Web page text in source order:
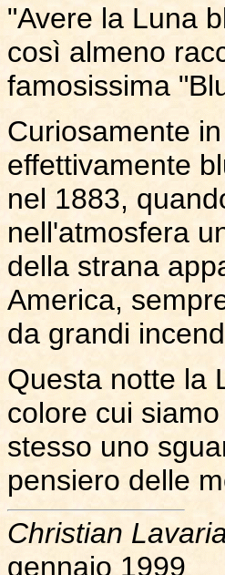
"Avere la Luna
così almeno
famosissima
Curiosamente
effettivamente
nel 1883,
nell'atmosfera
della strana
America,
da grandi
Questa notte la
colore cui
stesso uno
pensiero delle
Christian
gennaio 1999